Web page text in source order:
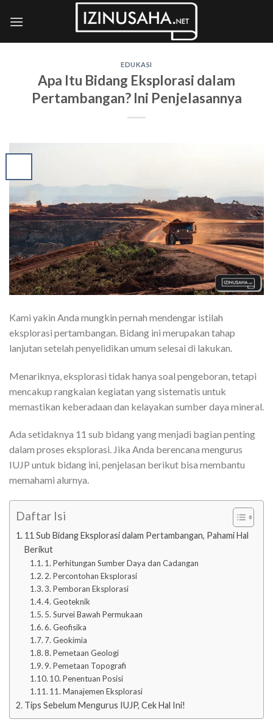
EDUKASI
Apa Itu Bidang Eksplorasi dalam
Pertambangan? Ini Penjelasannya
Kami yakin Anda mungkin pernah mendengar istilah
eksplorasi pertambangan. Bidang ini merupakan tahap
lanjutan setelah penyelidikan umum selesai di lakukan.
Menariknya, eksplorasi tidak hanya soal pengeboran, tetapi
mencakup rangkaian kegiatan yang sistematis untuk
memastikan keberadaan dan kelayakan sumber daya mineral.
Ada setidaknya 11 sub bidang yang menjadi bagian penting
dalam proses eksplorasi. Jika Anda berencana mengurus
IUJP untuk bidang ini, penjelasan berikut bisa membantu
memahami alurnya.
Daftar Isi
11 Sub Bidang Eksplorasi dalam Pertambangan, Pahami Hal
Berikut
1. Perhitungan Sumber Daya dan Cadangan
2. Percontohan Eksplorasi
3. Pemboran Eksplorasi
4. Geoteknik
5. Survei Bawah Permukaan
6. Geofisika
7. Geokimia
8. Pemetaan Geologi
9. Pemetaan Topografi
10. Penentuan Posisi
11. Manajemen Eksplorasi
Tips Sebelum Mengurus IUJP, Cek Hal Ini!